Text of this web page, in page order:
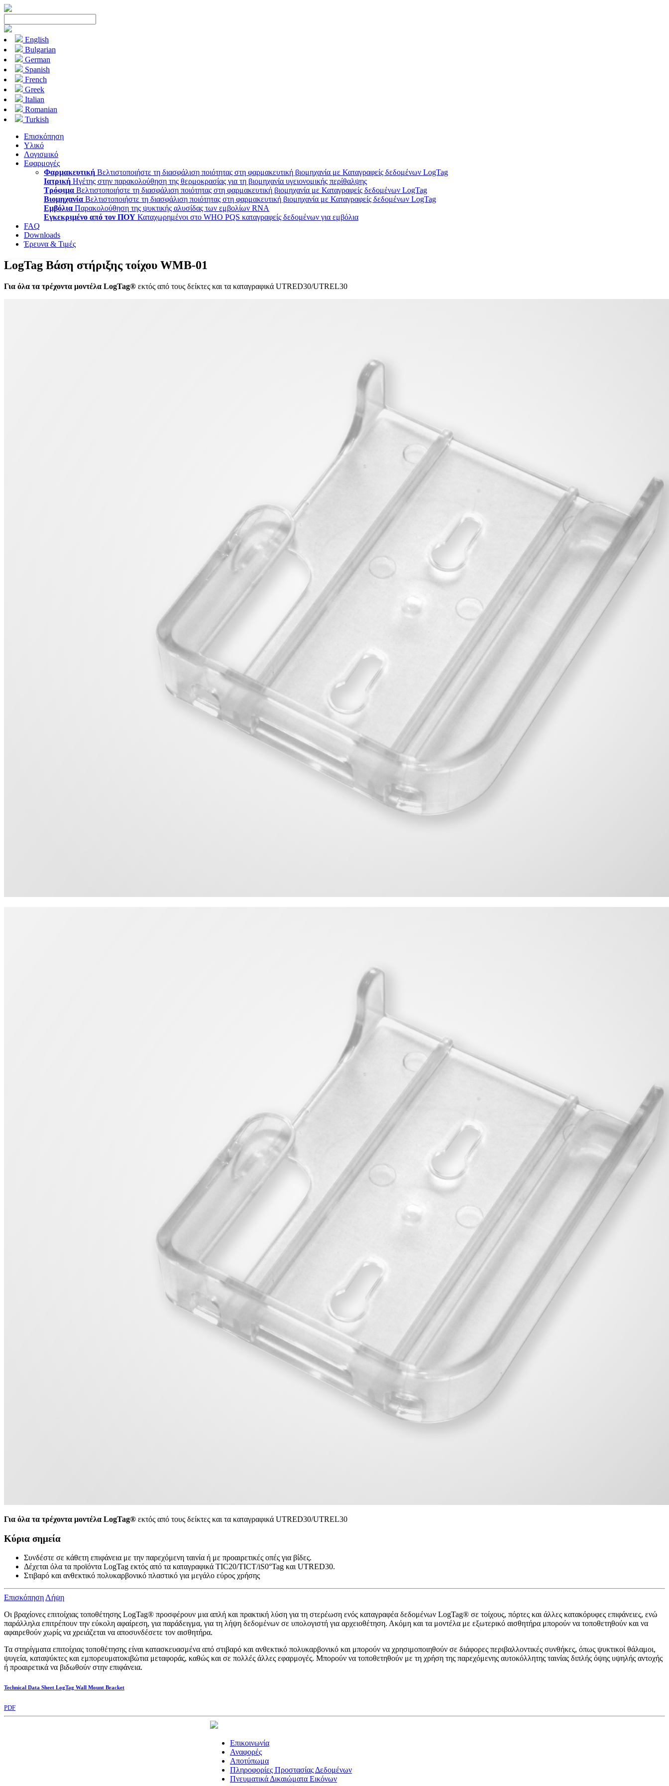
English
Bulgarian
German
Spanish
French
Greek
Italian
Romanian
Turkish
Επισκόπηση
Υλικό
Λογισμικό
Εφαρμογές
Φαρμακευτική Βελτιστοποιήστε τη διασφάλιση ποιότητας στη φαρμακευτική βιομηχανία με Καταγραφείς δεδομένων LogTag
Ιατρική Ηγέτης στην παρακολούθηση της θερμοκρασίας για τη βιομηχανία υγειονομικής περίθαλψης
Τρόφιμα Βελτιστοποιήστε τη διασφάλιση ποιότητας στη φαρμακευτική βιομηχανία με Καταγραφείς δεδομένων LogTag
Βιομηχανία Βελτιστοποιήστε τη διασφάλιση ποιότητας στη φαρμακευτική βιομηχανία με Καταγραφείς δεδομένων LogTag
Εμβόλια Παρακολούθηση της ψυκτικής αλυσίδας των εμβολίων RNA
Εγκεκριμένο από τον ΠΟΥ Καταχωρημένοι στο WHO PQS καταγραφείς δεδομένων για εμβόλια
FAQ
Downloads
Έρευνα & Τιμές
LogTag Βάση στήριξης τοίχου WMB-01
Για όλα τα τρέχοντα μοντέλα LogTag® εκτός από τους δείκτες και τα καταγραφικά UTRED30/UTREL30
Για όλα τα τρέχοντα μοντέλα LogTag® εκτός από τους δείκτες και τα καταγραφικά UTRED30/UTREL30
Κύρια σημεία
Συνδέστε σε κάθετη επιφάνεια με την παρεχόμενη ταινία ή με προαιρετικές οπές για βίδες.
Δέχεται όλα τα προϊόντα LogTag εκτός από τα καταγραφικά TIC20/TICT/iS0°Tag και UTRED30.
Στιβαρό και ανθεκτικό πολυκαρβονικό πλαστικό για μεγάλο εύρος χρήσης
Επισκόπηση Λήψη
Οι βραχίονες επιτοίχιας τοποθέτησης LogTag® προσφέρουν μια απλή και πρακτική λύση για τη στερέωση ενός καταγραφέα δεδομένων LogTag® σε τοίχους, πόρτες και άλλες κατακόρυφες επιφάνειες, ενώ
παράλληλα επιτρέπουν την εύκολη αφαίρεση, για παράδειγμα, για τη λήψη δεδομένων σε υπολογιστή για αρχειοθέτηση. Ακόμη και τα μοντέλα με εξωτερικό αισθητήρα μπορούν να τοποθετηθούν και να
αφαιρεθούν χωρίς να χρειάζεται να αποσυνδέσετε τον αισθητήρα.
Τα στηρίγματα επιτοίχιας τοποθέτησης είναι κατασκευασμένα από στιβαρό και ανθεκτικό πολυκαρβονικό και μπορούν να χρησιμοποιηθούν σε διάφορες περιβαλλοντικές συνθήκες, όπως ψυκτικοί θάλαμοι,
ψυγεία, καταψύκτες και εμπορευματοκιβώτια μεταφοράς, καθώς και σε πολλές άλλες εφαρμογές. Μπορούν να τοποθετηθούν με τη χρήση της παρεχόμενης αυτοκόλλητης ταινίας διπλής όψης υψηλής αντοχής
ή προαιρετικά να βιδωθούν στην επιφάνεια.
Technical Data Sheet LogTag Wall Mount Bracket
PDF
Επικοινωνία
Αναφορές
Αποτύπωμα
Πληροφορίες Προστασίας Δεδομένων
Πνευματικά Δικαιώματα Εικόνων